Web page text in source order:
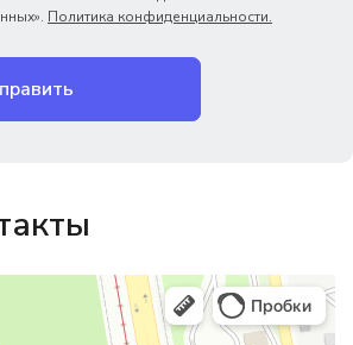
Политика конфиденциальности.
изделия в Екатеринбурге
в Екатеринбурге